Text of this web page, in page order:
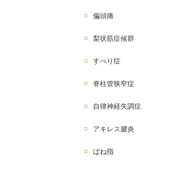
偏頭痛
梨状筋症候群
すべり症
脊柱管狭窄症
自律神経失調症
アキレス腱炎
ばね指